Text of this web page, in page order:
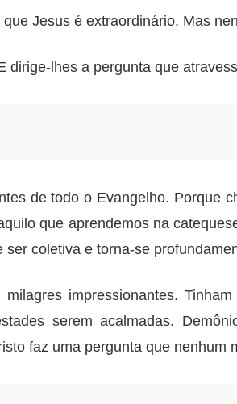
Jesus é extraordinário. Mas
lhes a pergunta que
de todo o Evangelho. Porque
que aprendemos na
coletiva e torna-se
impressionantes.
serem acalmadas.
faz uma pergunta que nenhum